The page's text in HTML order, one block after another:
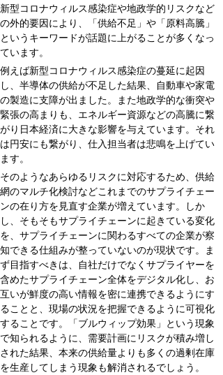
新型コロナウィルス感染症や地政学的リスクなど
の外的要因により、「供給不足」や「原料高騰」
というキーワードが話題に上がることが多くなっ
ています。
例えば新型コロナウィルス感染症の蔓延に起因
し、半導体の供給が不足した結果、自動車や家電
の製造に支障が出ました。また地政学的な衝突や
緊張の高まりも、エネルギー資源などの高騰に繋
がり日本経済に大きな影響を与えています。それ
は円安にも繋がり、仕入担当者は悲鳴を上げてい
ます。
そのようなあらゆるリスクに対応するため、供給
網のマルチ化検討などこれまでのサプライチェー
ンの在り方を見直す企業が増えています。しか
し、そもそもサプライチェーンに起きている変化
を、サプライチェーンに関わるすべての企業が察
知できる仕組みが整っていないのが現状です。ま
ず目指すべきは、自社だけでなくサプライヤーを
含めたサプライチェーン全体をデジタル化し、お
互いが鮮度の高い情報を密に連携できるようにす
ることと、現場の状況を把握できるように可視化
することです。「ブルウィップ効果」という現象
で知られるように、需要計画にリスクが積み増し
された結果、本来の供給量よりも多くの過剰在庫
を生産してしまう現象も解消されるでしょう。